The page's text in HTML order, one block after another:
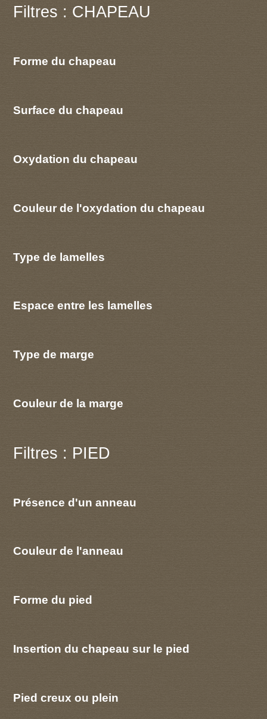
Filtres : CHAPEAU
Forme du chapeau
Surface du chapeau
Oxydation du chapeau
Couleur de l'oxydation du chapeau
Type de lamelles
Espace entre les lamelles
Type de marge
Couleur de la marge
Filtres : PIED
Présence d'un anneau
Couleur de l'anneau
Forme du pied
Insertion du chapeau sur le pied
Pied creux ou plein